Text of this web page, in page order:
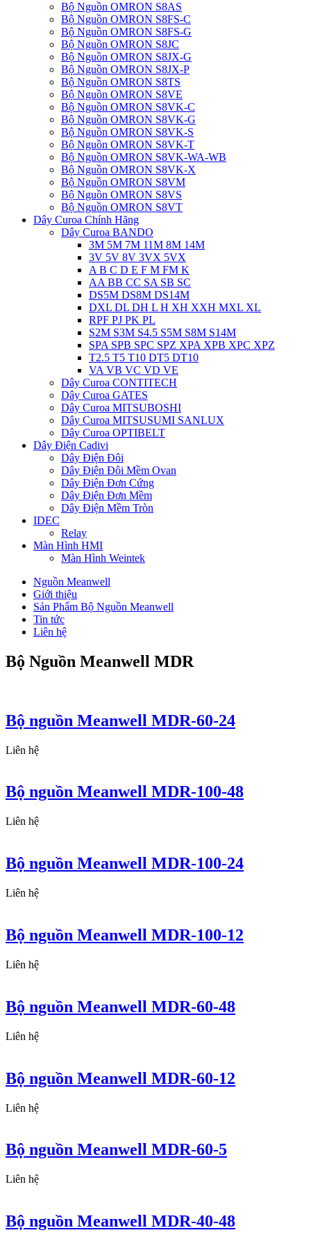
Bộ Nguồn OMRON S8AS
Bộ Nguồn OMRON S8FS-C
Bộ Nguồn OMRON S8FS-G
Bộ Nguồn OMRON S8JC
Bộ Nguồn OMRON S8JX-G
Bộ Nguồn OMRON S8JX-P
Bộ Nguồn OMRON S8TS
Bộ Nguồn OMRON S8VE
Bộ Nguồn OMRON S8VK-C
Bộ Nguồn OMRON S8VK-G
Bộ Nguồn OMRON S8VK-S
Bộ Nguồn OMRON S8VK-T
Bộ Nguồn OMRON S8VK-WA-WB
Bộ Nguồn OMRON S8VK-X
Bộ Nguồn OMRON S8VM
Bộ Nguồn OMRON S8VS
Bộ Nguồn OMRON S8VT
Dây Curoa Chính Hãng
Dây Curoa BANDO
3M 5M 7M 11M 8M 14M
3V 5V 8V 3VX 5VX
A B C D E F M FM K
AA BB CC SA SB SC
DS5M DS8M DS14M
DXL DL DH L H XH XXH MXL XL
RPF PJ PK PL
S2M S3M S4.5 S5M S8M S14M
SPA SPB SPC SPZ XPA XPB XPC XPZ
T2.5 T5 T10 DT5 DT10
VA VB VC VD VE
Dây Curoa CONTITECH
Dây Curoa GATES
Dây Curoa MITSUBOSHI
Dây Curoa MITSUSUMI SANLUX
Dây Curoa OPTIBELT
Dây Điện Cadivi
Dây Điện Đôi
Dây Điện Đôi Mềm Ovan
Dây Điện Đơn Cứng
Dây Điện Đơn Mềm
Dây Điện Mềm Tròn
IDEC
Relay
Màn Hình HMI
Màn Hình Weintek
Nguồn Meanwell
Giới thiệu
Sản Phẩm Bộ Nguồn Meanwell
Tin tức
Liên hệ
Bộ Nguồn Meanwell MDR
Bộ nguồn Meanwell MDR-60-24
Liên hệ
Bộ nguồn Meanwell MDR-100-48
Liên hệ
Bộ nguồn Meanwell MDR-100-24
Liên hệ
Bộ nguồn Meanwell MDR-100-12
Liên hệ
Bộ nguồn Meanwell MDR-60-48
Liên hệ
Bộ nguồn Meanwell MDR-60-12
Liên hệ
Bộ nguồn Meanwell MDR-60-5
Liên hệ
Bộ nguồn Meanwell MDR-40-48